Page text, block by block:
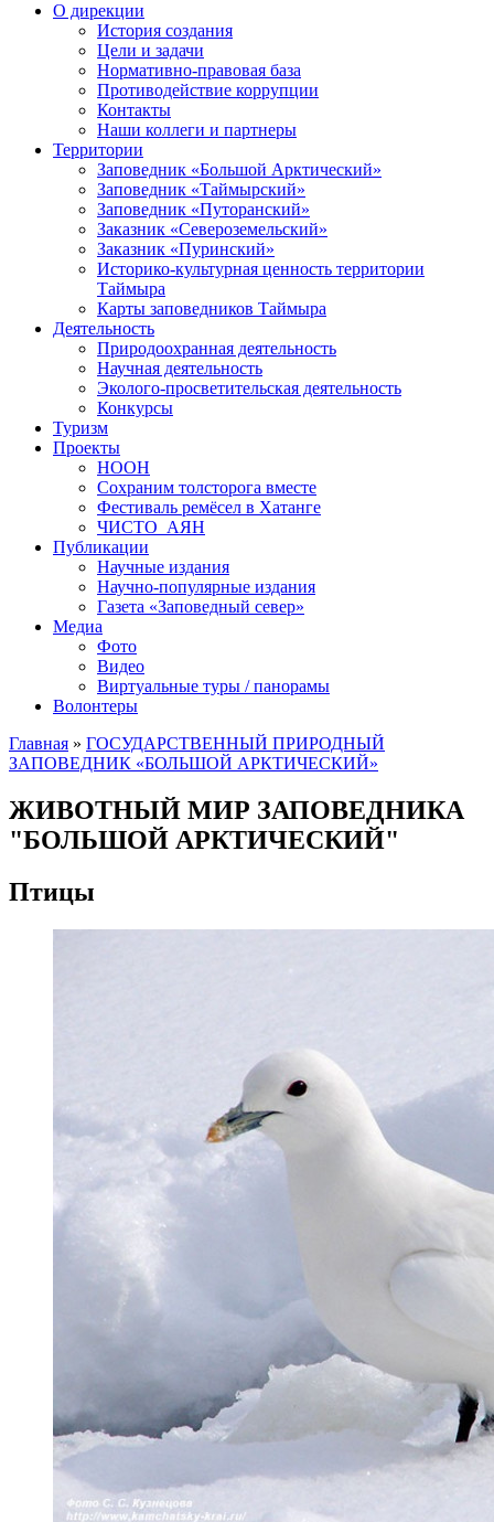
О дирекции
История создания
Цели и задачи
Нормативно-правовая база
Противодействие коррупции
Контакты
Наши коллеги и партнеры
Территории
Заповедник «Большой Арктический»
Заповедник «Таймырский»
Заповедник «Путоранский»
Заказник «Североземельский»
Заказник «Пуринский»
Историко-культурная ценность территории
Таймыра
Карты заповедников Таймыра
Деятельность
Природоохранная деятельность
Научная деятельность
Эколого-просветительская деятельность
Конкурсы
Туризм
Проекты
НООН
Сохраним толсторога вместе
Фестиваль ремёсел в Хатанге
ЧИСТО_АЯН
Публикации
Научные издания
Научно-популярные издания
Газета «Заповедный север»
Медиа
Фото
Видео
Виртуальные туры / панорамы
Волонтеры
Главная » ГОСУДАРСТВЕННЫЙ ПРИРОДНЫЙ
ЗАПОВЕДНИК «БОЛЬШОЙ АРКТИЧЕСКИЙ»
ЖИВОТНЫЙ МИР ЗАПОВЕДНИКА
"БОЛЬШОЙ АРКТИЧЕСКИЙ"
Птицы